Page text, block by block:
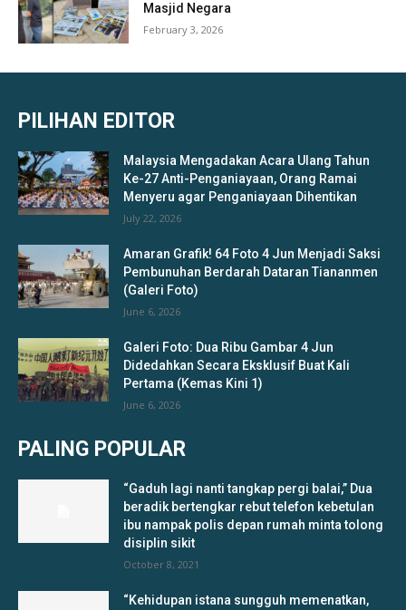
Masjid Negara
February 3, 2026
PILIHAN EDITOR
Malaysia Mengadakan Acara Ulang Tahun
Ke-27 Anti-Penganiayaan, Orang Ramai
Menyeru agar Penganiayaan Dihentikan
July 22, 2026
Amaran Grafik! 64 Foto 4 Jun Menjadi Saksi
Pembunuhan Berdarah Dataran Tiananmen
(Galeri Foto)
June 6, 2026
Galeri Foto: Dua Ribu Gambar 4 Jun
Didedahkan Secara Eksklusif Buat Kali
Pertama (Kemas Kini 1)
June 6, 2026
PALING POPULAR
“Gaduh lagi nanti tangkap pergi balai,” Dua
beradik bertengkar rebut telefon kebetulan
ibu nampak polis depan rumah minta tolong
disiplin sikit
October 8, 2021
“Kehidupan istana sungguh memenatkan,